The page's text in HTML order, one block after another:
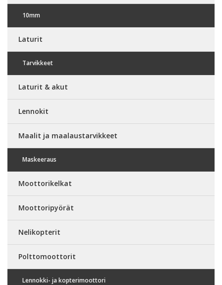
10mm
Laturit
Tarvikkeet
Laturit & akut
Lennokit
Maalit ja maalaustarvikkeet
Maskeeraus
Moottorikelkat
Moottoripyörät
Nelikopterit
Polttomoottorit
Lennokki- ja kopterimoottori